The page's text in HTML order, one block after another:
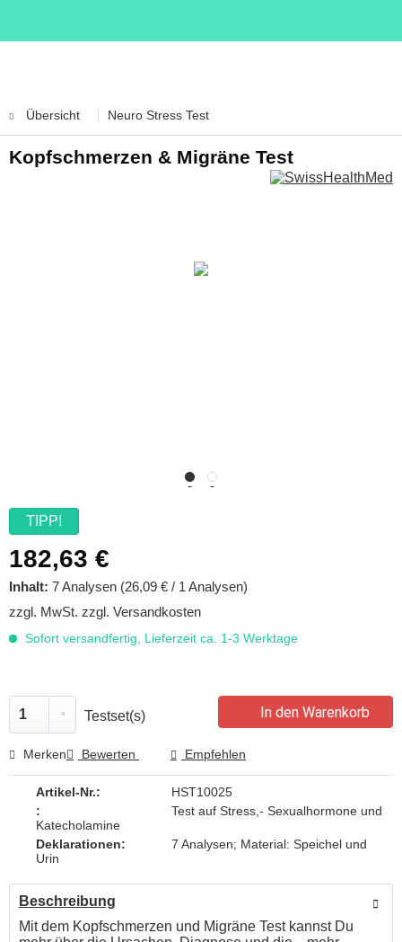
Übersicht Neuro Stress Test
Kopfschmerzen & Migräne Test
TIPP!
182,63 €
Inhalt: 7 Analysen (26,09 € / 1 Analysen)
zzgl. MwSt. zzgl. Versandkosten
Sofort versandfertig, Lieferzeit ca. 1-3 Werktage
Testset(s) In den Warenkorb
Merken Bewerten Empfehlen
Artikel-Nr.:
HST10025
:
Test auf Stress,- Sexualhormone und
Katecholamine
Deklarationen:
7 Analysen; Material: Speichel und
Urin
Beschreibung
Mit dem Kopfschmerzen und Migräne Test kannst Du